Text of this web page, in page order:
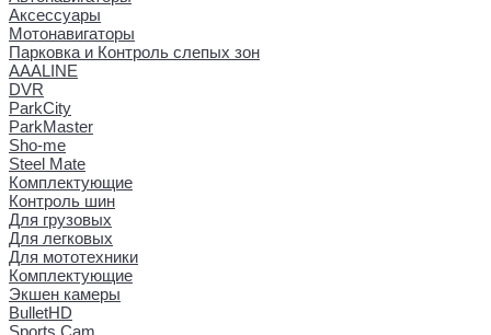
Аксессуары
Мотонавигаторы
Парковка и Контроль слепых зон
AAALINE
DVR
ParkCity
ParkMaster
Sho-me
Steel Mate
Комплектующие
Контроль шин
Для грузовых
Для легковых
Для мототехники
Комплектующие
Экшен камеры
BulletHD
Sports Cam